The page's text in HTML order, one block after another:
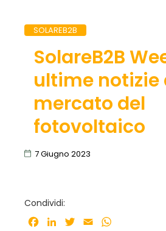
SOLAREB2B
SolareB2B
ultime notizie
mercato del
fotovoltaico
7 Giugno 2023
Condividi:
Facebook
LinkedInTwitter
Email